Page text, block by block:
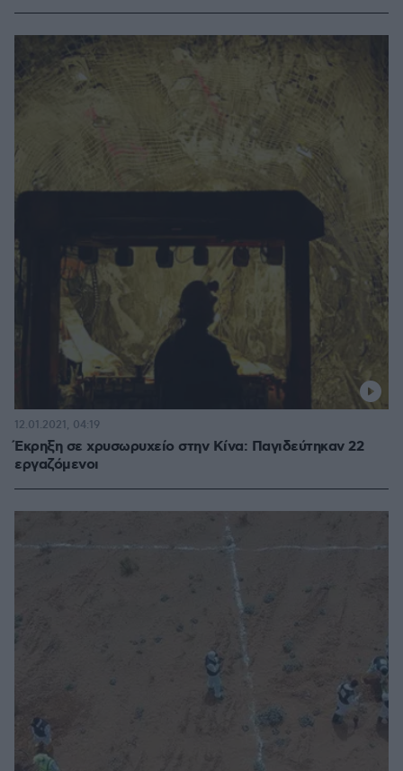
Έκρηξη σε χρυσωρυχείο στην Κίνα: Παγιδεύτηκαν 22
εργαζόμενοι
12.01.2021, 04:19